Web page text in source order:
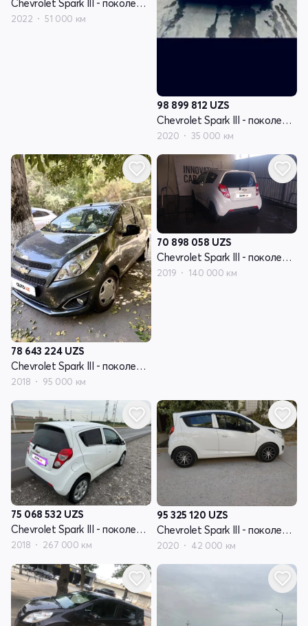
Chevrolet Spark III - поколение
2022 51 000 км
98 899 812 UZS
Chevrolet Spark III - поколение
2020 35 000 км
78 643 224 UZS
Chevrolet Spark III - поколение
2018 95 000 км
70 898 058 UZS
Chevrolet Spark III - поколение
2019 140 000 км
75 068 532 UZS
Chevrolet Spark III - поколение
2018 267 000 км
95 325 120 UZS
Chevrolet Spark III - поколение
2020 42 000 км